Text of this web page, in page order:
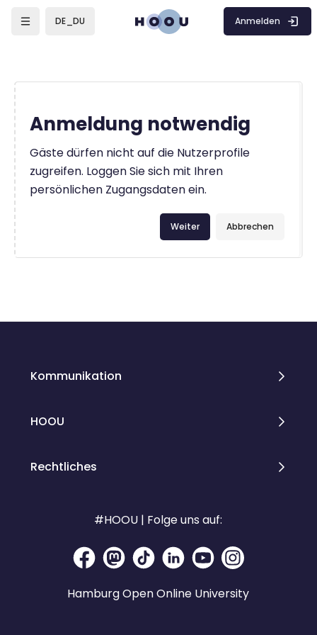
DE_DU Anmelden
Anmeldung notwendig
Gäste dürfen nicht auf die Nutzerprofile
zugreifen. Loggen Sie sich mit Ihren
persönlichen Zugangsdaten ein.
Abbrechen
Weiter
Kommunikation
HOOU
Rechtliches
#HOOU | Folge uns auf:
Hamburg Open Online University